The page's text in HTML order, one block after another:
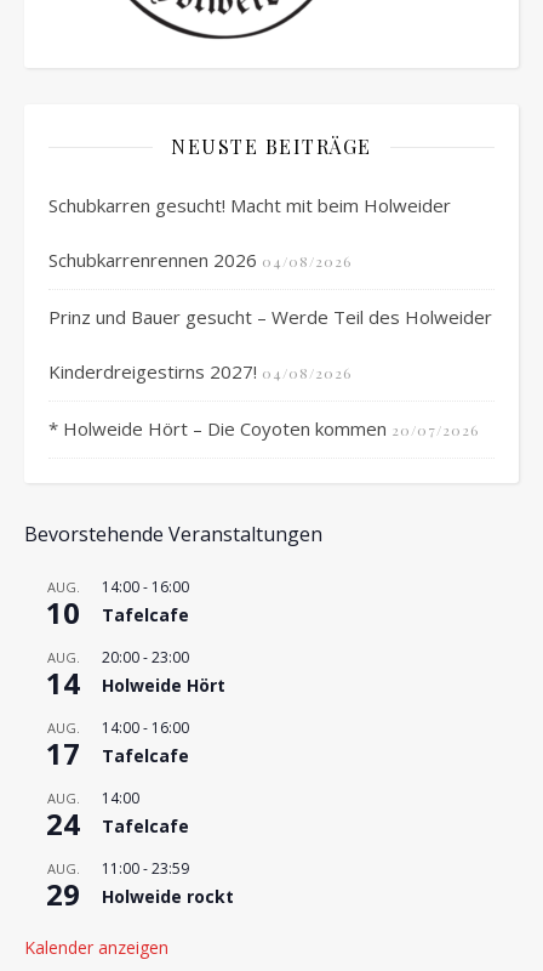
NEUSTE BEITRÄGE
Schubkarren gesucht! Macht mit beim Holweider
Schubkarrenrennen 2026 04/08/2026
Prinz und Bauer gesucht – Werde Teil des Holweider
Kinderdreigestirns 2027! 04/08/2026
* Holweide Hört – Die Coyoten kommen 20/07/2026
Bevorstehende Veranstaltungen
AUG.
10
14:00- 16:00
Tafelcafe
AUG.
14
20:00-23:00
Holweide Hört
AUG.
17
14:00- 16:00
Tafelcafe
AUG.
24
14:00
Tafelcafe
AUG.
29
11:00-23:59
Holweide rockt
Kalender anzeigen